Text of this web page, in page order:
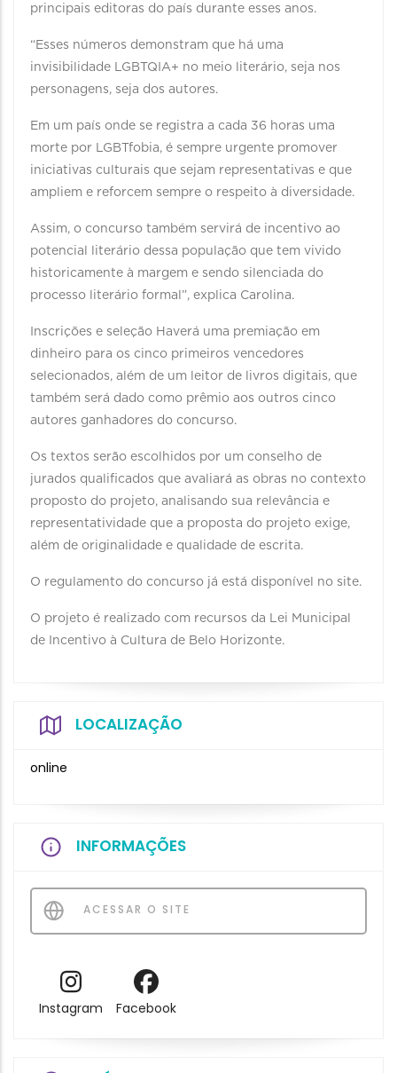
principais editoras do país durante esses anos.
“Esses números demonstram que há uma
invisibilidade LGBTQIA+ no meio literário, seja nos
personagens, seja dos autores.
Em um país onde se registra a cada 36 horas uma
morte por LGBTfobia, é sempre urgente promover
iniciativas culturais que sejam representativas e que
ampliem e reforcem sempre o respeito à diversidade.
Assim, o concurso também servirá de incentivo ao
potencial literário dessa população que tem vivido
historicamente à margem e sendo silenciada do
processo literário formal”, explica Carolina.
Inscrições e seleção Haverá uma premiação em
dinheiro para os cinco primeiros vencedores
selecionados, além de um leitor de livros digitais, que
também será dado como prêmio aos outros cinco
autores ganhadores do concurso.
Os textos serão escolhidos por um conselho de
jurados qualificados que avaliará as obras no contexto
proposto do projeto, analisando sua relevância e
representatividade que a proposta do projeto exige,
além de originalidade e qualidade de escrita.
O regulamento do concurso já está disponível no site.
O projeto é realizado com recursos da Lei Municipal
de Incentivo à Cultura de Belo Horizonte.
LOCALIZAÇÃO
online
INFORMAÇÕES
ACESSAR O SITE
Instagram Facebook